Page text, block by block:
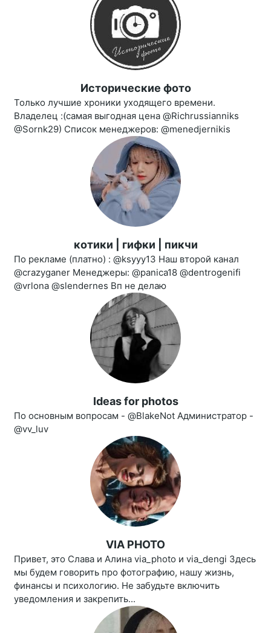
Исторические фото
Только лучшие хроники уходящего времени.
Владелец :(самая выгодная цена @Richrussianniks
@Sornk29) Список менеджеров: @menedjernikis
котики | гифки | пикчи
По рекламе (платно) : @ksyyy13 Наш второй канал
@crazyganer Менеджеры: @panica18 @dentrogenifi
@vrlona @slendernes Вп не делаю
Ideas for photos
По основным вопросам - @BlakeNot Администратор -
@vv_luv
VIA PHOTO
Привет, это Слава и Алина via_photo и via_dengi Здесь
мы будем говорить про фотографию, нашу жизнь,
финансы и психологию. Не забудьте включить
уведомления и закрепить...